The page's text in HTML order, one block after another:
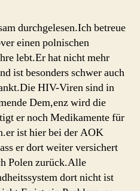
durchgelesen.Ich betreue
einen polnischen
lebt.Er hat nicht mehr
ist besonders schwer auch
HIV-Viren sind in
Dem,enz wird die
er noch Medikamente für
ist hier bei der AOK
er dort weiter versichert
Polen zurück.Alle
dort nicht ist